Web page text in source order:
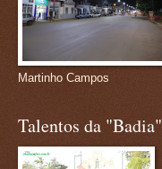
Martinho Campos
Talentos da "Badia"